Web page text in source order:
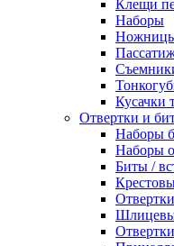
Клещи
Наборы
Ножницы
Кусачки
Отвертки и
Наборы
Наборы
Биты /